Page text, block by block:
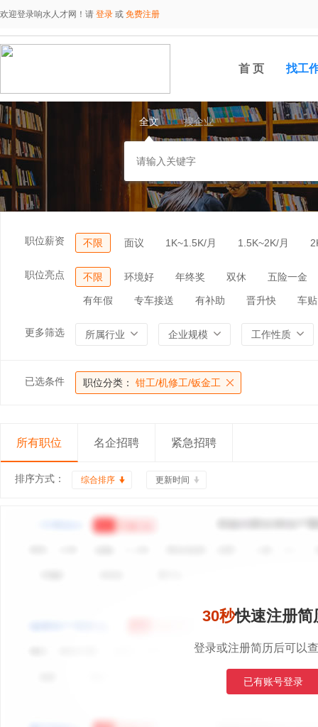
欢迎登录响水人才网！请 登录 或 免费注册
首 页 找工
全文 搜企业
职位薪资 不限 面议 1K~1.5K/月 1.5K~2K/月
职位亮点 不限 环境好 年终奖 双休 五险一金
有年假 专车接送 有补助 晋升快 车贴
更多筛选 所属行业 企业规模 工作性质
已选条件 职位分类： 钳工/机修工/钣金工
所有职位 名企招聘 紧急招聘
排序方式： 综合排序 更新时间
30秒快速注册简
登录或注册简历后可以
已有账号登录